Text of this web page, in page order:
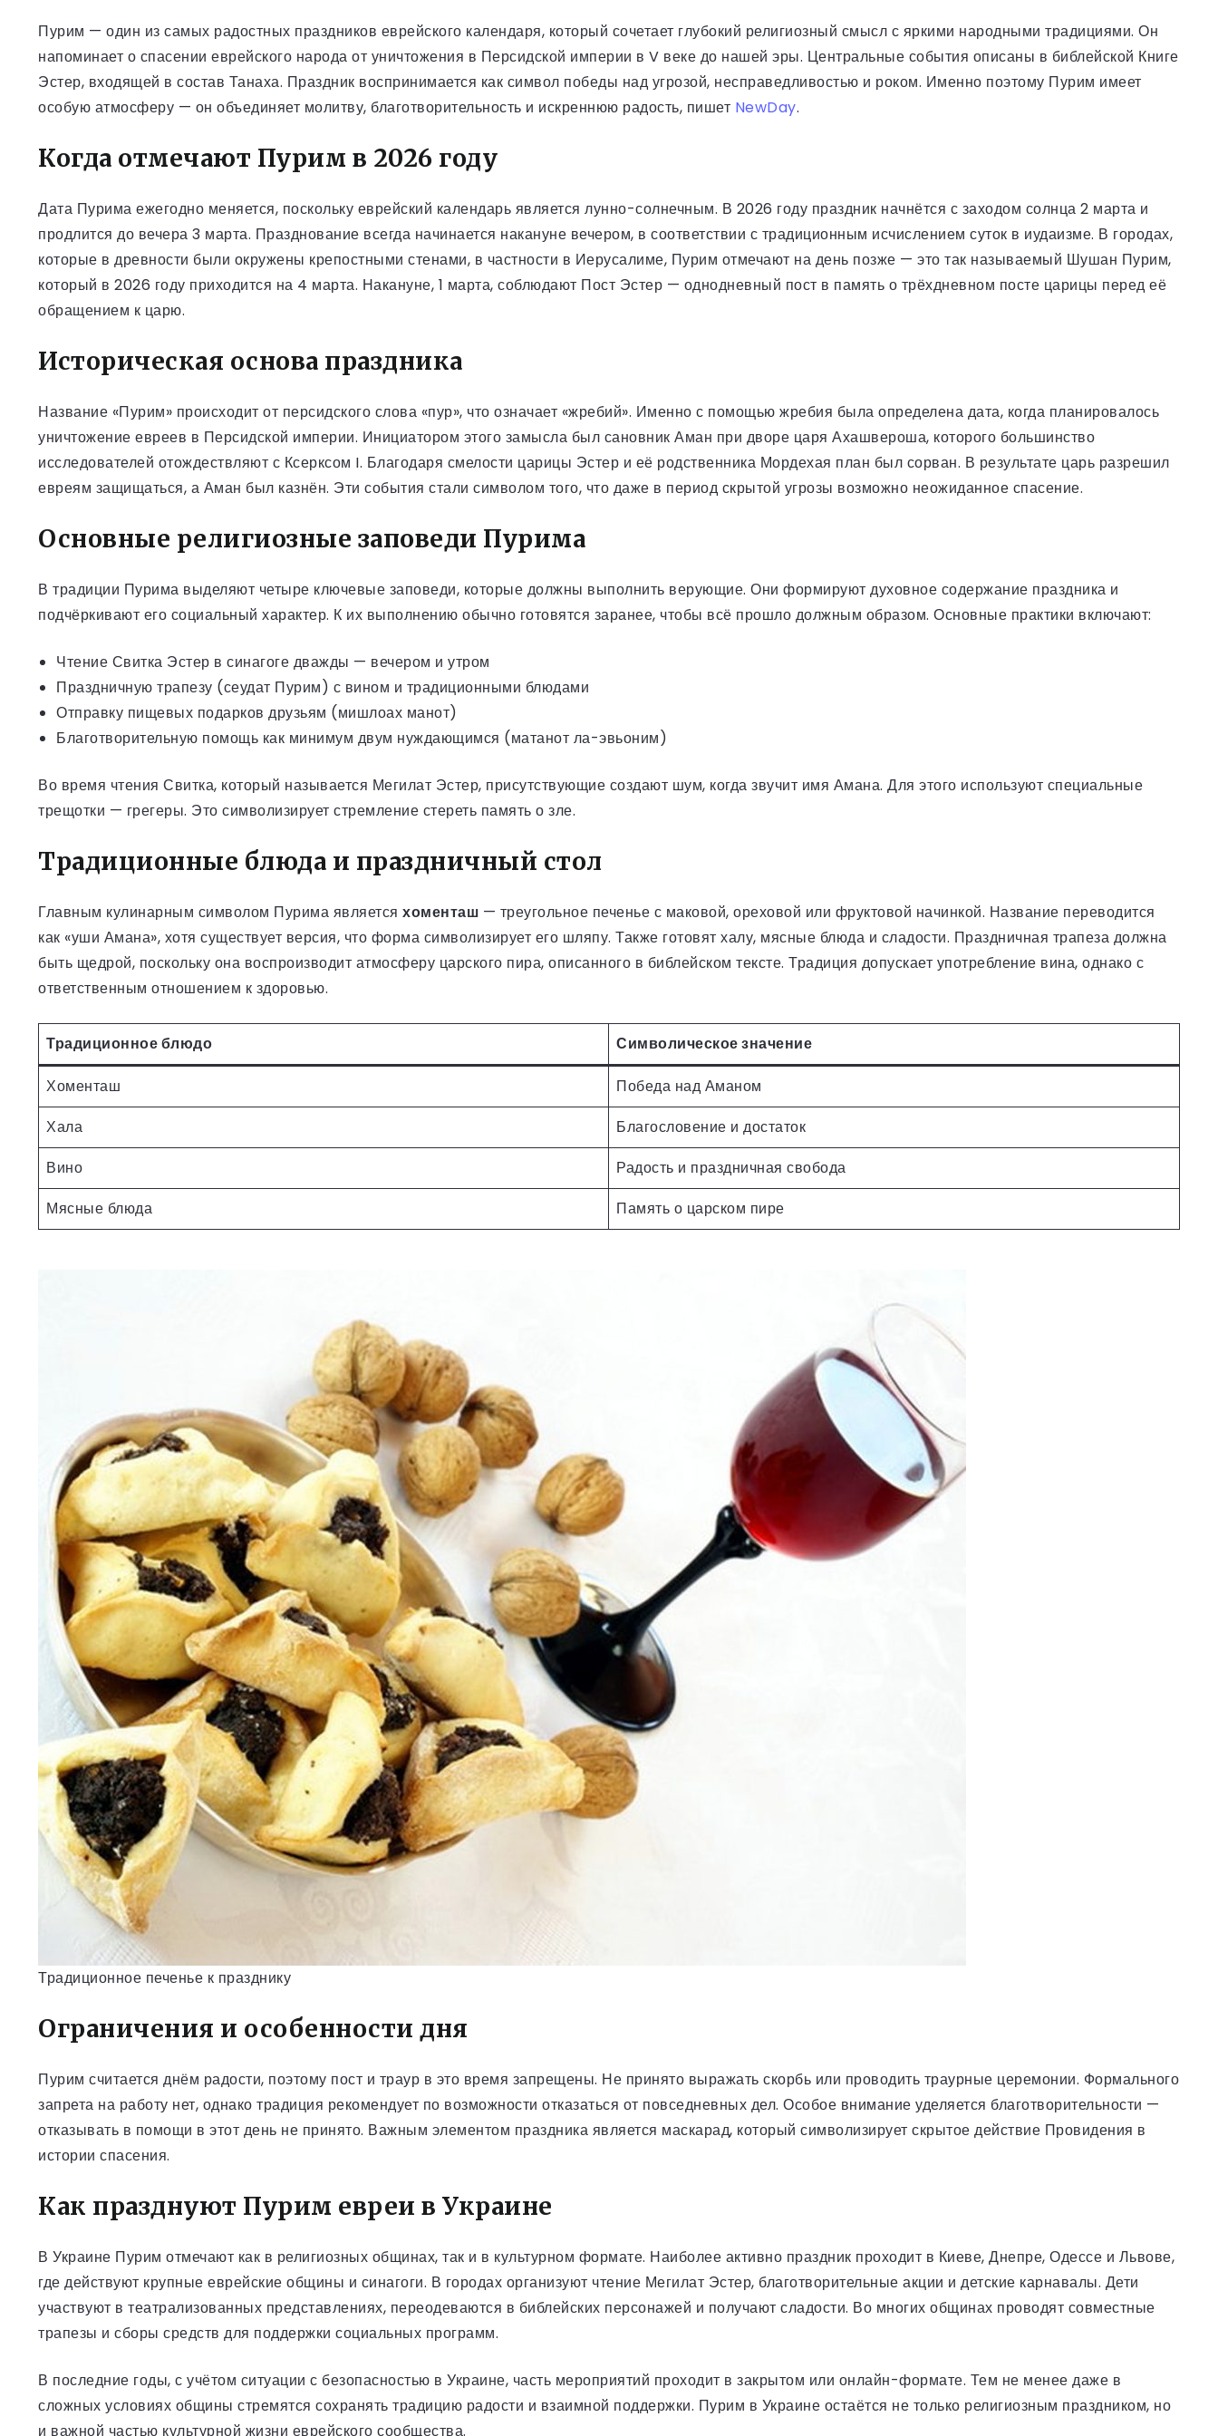
Пурим — один из самых радостных праздников еврейского календаря, который сочетает глубокий религиозный смысл с яркими народными традициями. Он
напоминает о спасении еврейского народа от уничтожения в Персидской империи в V веке до нашей эры. Центральные события описаны в библейской Книге
Эстер, входящей в состав Танаха. Праздник воспринимается как символ победы над угрозой, несправедливостью и роком. Именно поэтому Пурим имеет
особую атмосферу — он объединяет молитву, благотворительность и искреннюю радость, пишет NewDay.
Когда отмечают Пурим в 2026 году
Дата Пурима ежегодно меняется, поскольку еврейский календарь является лунно-солнечным. В 2026 году праздник начнётся с заходом солнца 2 марта и
продлится до вечера 3 марта. Празднование всегда начинается накануне вечером, в соответствии с традиционным исчислением суток в иудаизме. В городах,
которые в древности были окружены крепостными стенами, в частности в Иерусалиме, Пурим отмечают на день позже — это так называемый Шушан Пурим,
который в 2026 году приходится на 4 марта. Накануне, 1 марта, соблюдают Пост Эстер — однодневный пост в память о трёхдневном посте царицы перед её
обращением к царю.
Историческая основа праздника
Название «Пурим» происходит от персидского слова «пур», что означает «жребий». Именно с помощью жребия была определена дата, когда планировалось
уничтожение евреев в Персидской империи. Инициатором этого замысла был сановник Аман при дворе царя Ахашвероша, которого большинство
исследователей отождествляют с Ксерксом I. Благодаря смелости царицы Эстер и её родственника Мордехая план был сорван. В результате царь разрешил
евреям защищаться, а Аман был казнён. Эти события стали символом того, что даже в период скрытой угрозы возможно неожиданное спасение.
Основные религиозные заповеди Пурима
В традиции Пурима выделяют четыре ключевые заповеди, которые должны выполнить верующие. Они формируют духовное содержание праздника и
подчёркивают его социальный характер. К их выполнению обычно готовятся заранее, чтобы всё прошло должным образом. Основные практики включают:
Чтение Свитка Эстер в синагоге дважды — вечером и утром
Праздничную трапезу (сеудат Пурим) с вином и традиционными блюдами
Отправку пищевых подарков друзьям (мишлоах манот)
Благотворительную помощь как минимум двум нуждающимся (матанот ла-эвьоним)
Во время чтения Свитка, который называется Мегилат Эстер, присутствующие создают шум, когда звучит имя Амана. Для этого используют специальные
трещотки — грегеры. Это символизирует стремление стереть память о зле.
Традиционные блюда и праздничный стол
Главным кулинарным символом Пурима является хоменташ — треугольное печенье с маковой, ореховой или фруктовой начинкой. Название переводится
как «уши Амана», хотя существует версия, что форма символизирует его шляпу. Также готовят халу, мясные блюда и сладости. Праздничная трапеза должна
быть щедрой, поскольку она воспроизводит атмосферу царского пира, описанного в библейском тексте. Традиция допускает употребление вина, однако с
ответственным отношением к здоровью.
Традиционное блюдо Символическое значение
Хоменташ
Победа над Аманом
Хала
Благословение и достаток
Вино
Радость и праздничная свобода
Мясные блюда
Память о царском пире
Традиционное печенье к празднику
Ограничения и особенности дня
Пурим считается днём радости, поэтому пост и траур в это время запрещены. Не принято выражать скорбь или проводить траурные церемонии. Формального
запрета на работу нет, однако традиция рекомендует по возможности отказаться от повседневных дел. Особое внимание уделяется благотворительности —
отказывать в помощи в этот день не принято. Важным элементом праздника является маскарад, который символизирует скрытое действие Провидения в
истории спасения.
Как празднуют Пурим евреи в Украине
В Украине Пурим отмечают как в религиозных общинах, так и в культурном формате. Наиболее активно праздник проходит в Киеве, Днепре, Одессе и Львове,
где действуют крупные еврейские общины и синагоги. В городах организуют чтение Мегилат Эстер, благотворительные акции и детские карнавалы. Дети
участвуют в театрализованных представлениях, переодеваются в библейских персонажей и получают сладости. Во многих общинах проводят совместные
трапезы и сборы средств для поддержки социальных программ.
В последние годы, с учётом ситуации с безопасностью в Украине, часть мероприятий проходит в закрытом или онлайн-формате. Тем не менее даже в
сложных условиях общины стремятся сохранять традицию радости и взаимной поддержки. Пурим в Украине остаётся не только религиозным праздником, но
и важной частью культурной жизни еврейского сообщества.